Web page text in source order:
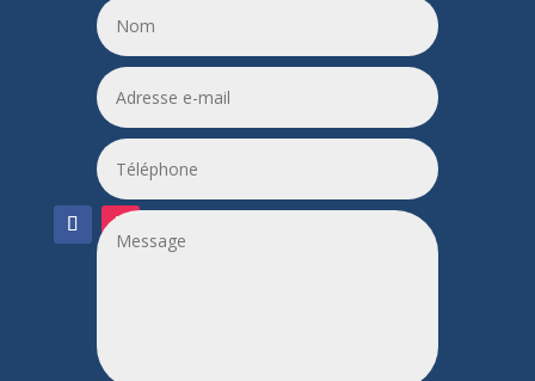
06 24 55 86 51
leptitfilaplumes@etik.com